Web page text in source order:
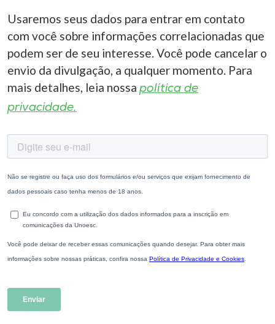
Usaremos seus dados para entrar em contato
com você sobre informações correlacionadas que
podem ser de seu interesse. Você pode cancelar o
envio da divulgação, a qualquer momento. Para
mais detalhes, leia nossa política de
privacidade.